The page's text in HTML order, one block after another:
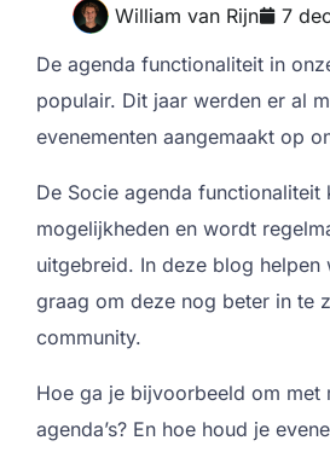
William van Rijn
7
De agenda functionaliteit in
populair. Dit jaar werden er al
evenementen aangemaakt op
De Socie agenda functionaliteit
mogelijkheden en wordt
uitgebreid. In deze blog helpen
graag om deze nog beter in te
community.
Hoe ga je bijvoorbeeld om met
agenda’s? En hoe houd je